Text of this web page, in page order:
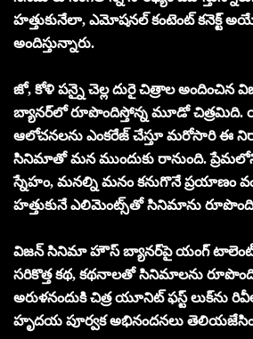
హ‌త్తుకునేలా, ఎమోష‌న‌ల్ కంటెంట్ క‌నెక్ట్
అందిస్తున్నారు.
జో, కోళి ప‌న్నై చెల్ల దురై చిత్రాల
బ్యాన‌ర్‌లో రూపొందిస్తోన్న మూడో చిత్ర‌మిది.
ఆలోచ‌న‌ల‌ను ఎంక‌రేజ్ చేస్తూ మ‌రోసారి ఈ
సినిమాతో మ‌న ముందుకు రానుంది.
స్నేహం, మ‌నల్ని మ‌నం క‌నుగొనే ప్ర‌యాణం
హ‌త్తుకునే ఎలిమెంట్స్‌తో సినిమాను
విజ‌న్ సినిమా హౌస్ బ్యాన‌ర్‌పై యంగ్
స‌రికొత్త క‌థ‌, క‌థ‌నాల‌తో సినిమాల‌ను
అరుళ‌నందుకి చిత్ర యూనిట్ ఫ‌స్ట్ లుక్‌ను
హృద‌య పూర్వ‌క అభినంద‌న‌లు